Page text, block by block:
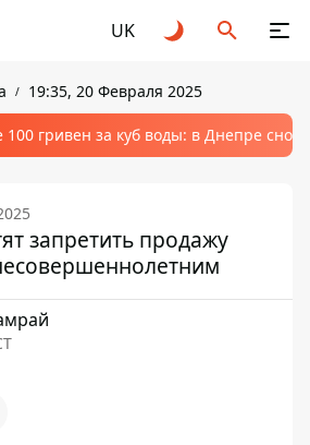
UK
19:35, 20 Февраля 2025
100 гривен за куб воды: в Днепре
запретить продажу